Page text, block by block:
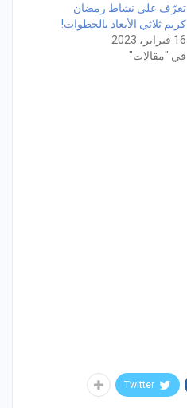
تعرّف على نشاط رمضان
كريم ثلاثي الأبعاد بالخطوات!
16 فبراير، 2023
في "مقالات"
Twitter